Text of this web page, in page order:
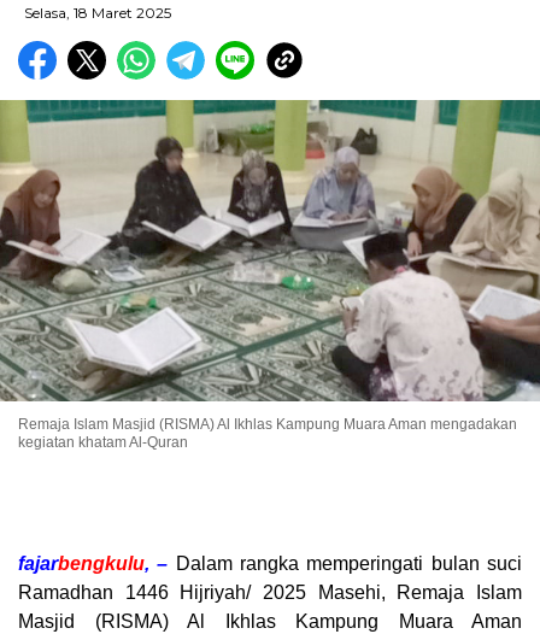
Selasa, 18 Maret 2025
Remaja Islam Masjid (RISMA) Al Ikhlas Kampung Muara Aman mengadakan
kegiatan khatam Al-Quran
fajarbengkulu, – Dalam rangka memperingati bulan suci
Ramadhan 1446 Hijriyah/ 2025 Masehi, Remaja Islam
Masjid (RISMA) Al Ikhlas Kampung Muara Aman